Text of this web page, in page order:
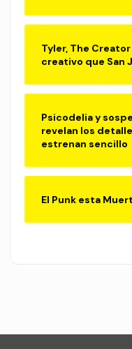
Tyler, The
creativo que San
Psicodelia y
revelan los
estrenan sencillo
El Punk esta